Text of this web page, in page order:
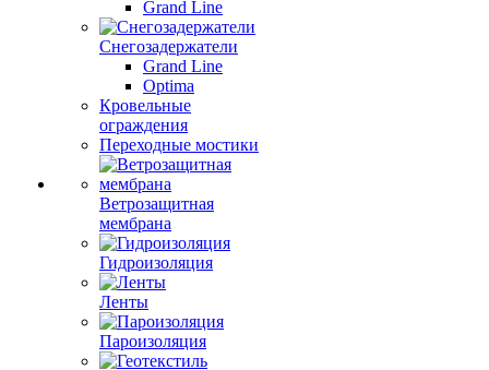
Grand Line
Снегозадержатели
Grand Line
Optima
Кровельные
ограждения
Переходные мостики
Ветрозащитная
мембрана
Гидроизоляция
Ленты
Пароизоляция